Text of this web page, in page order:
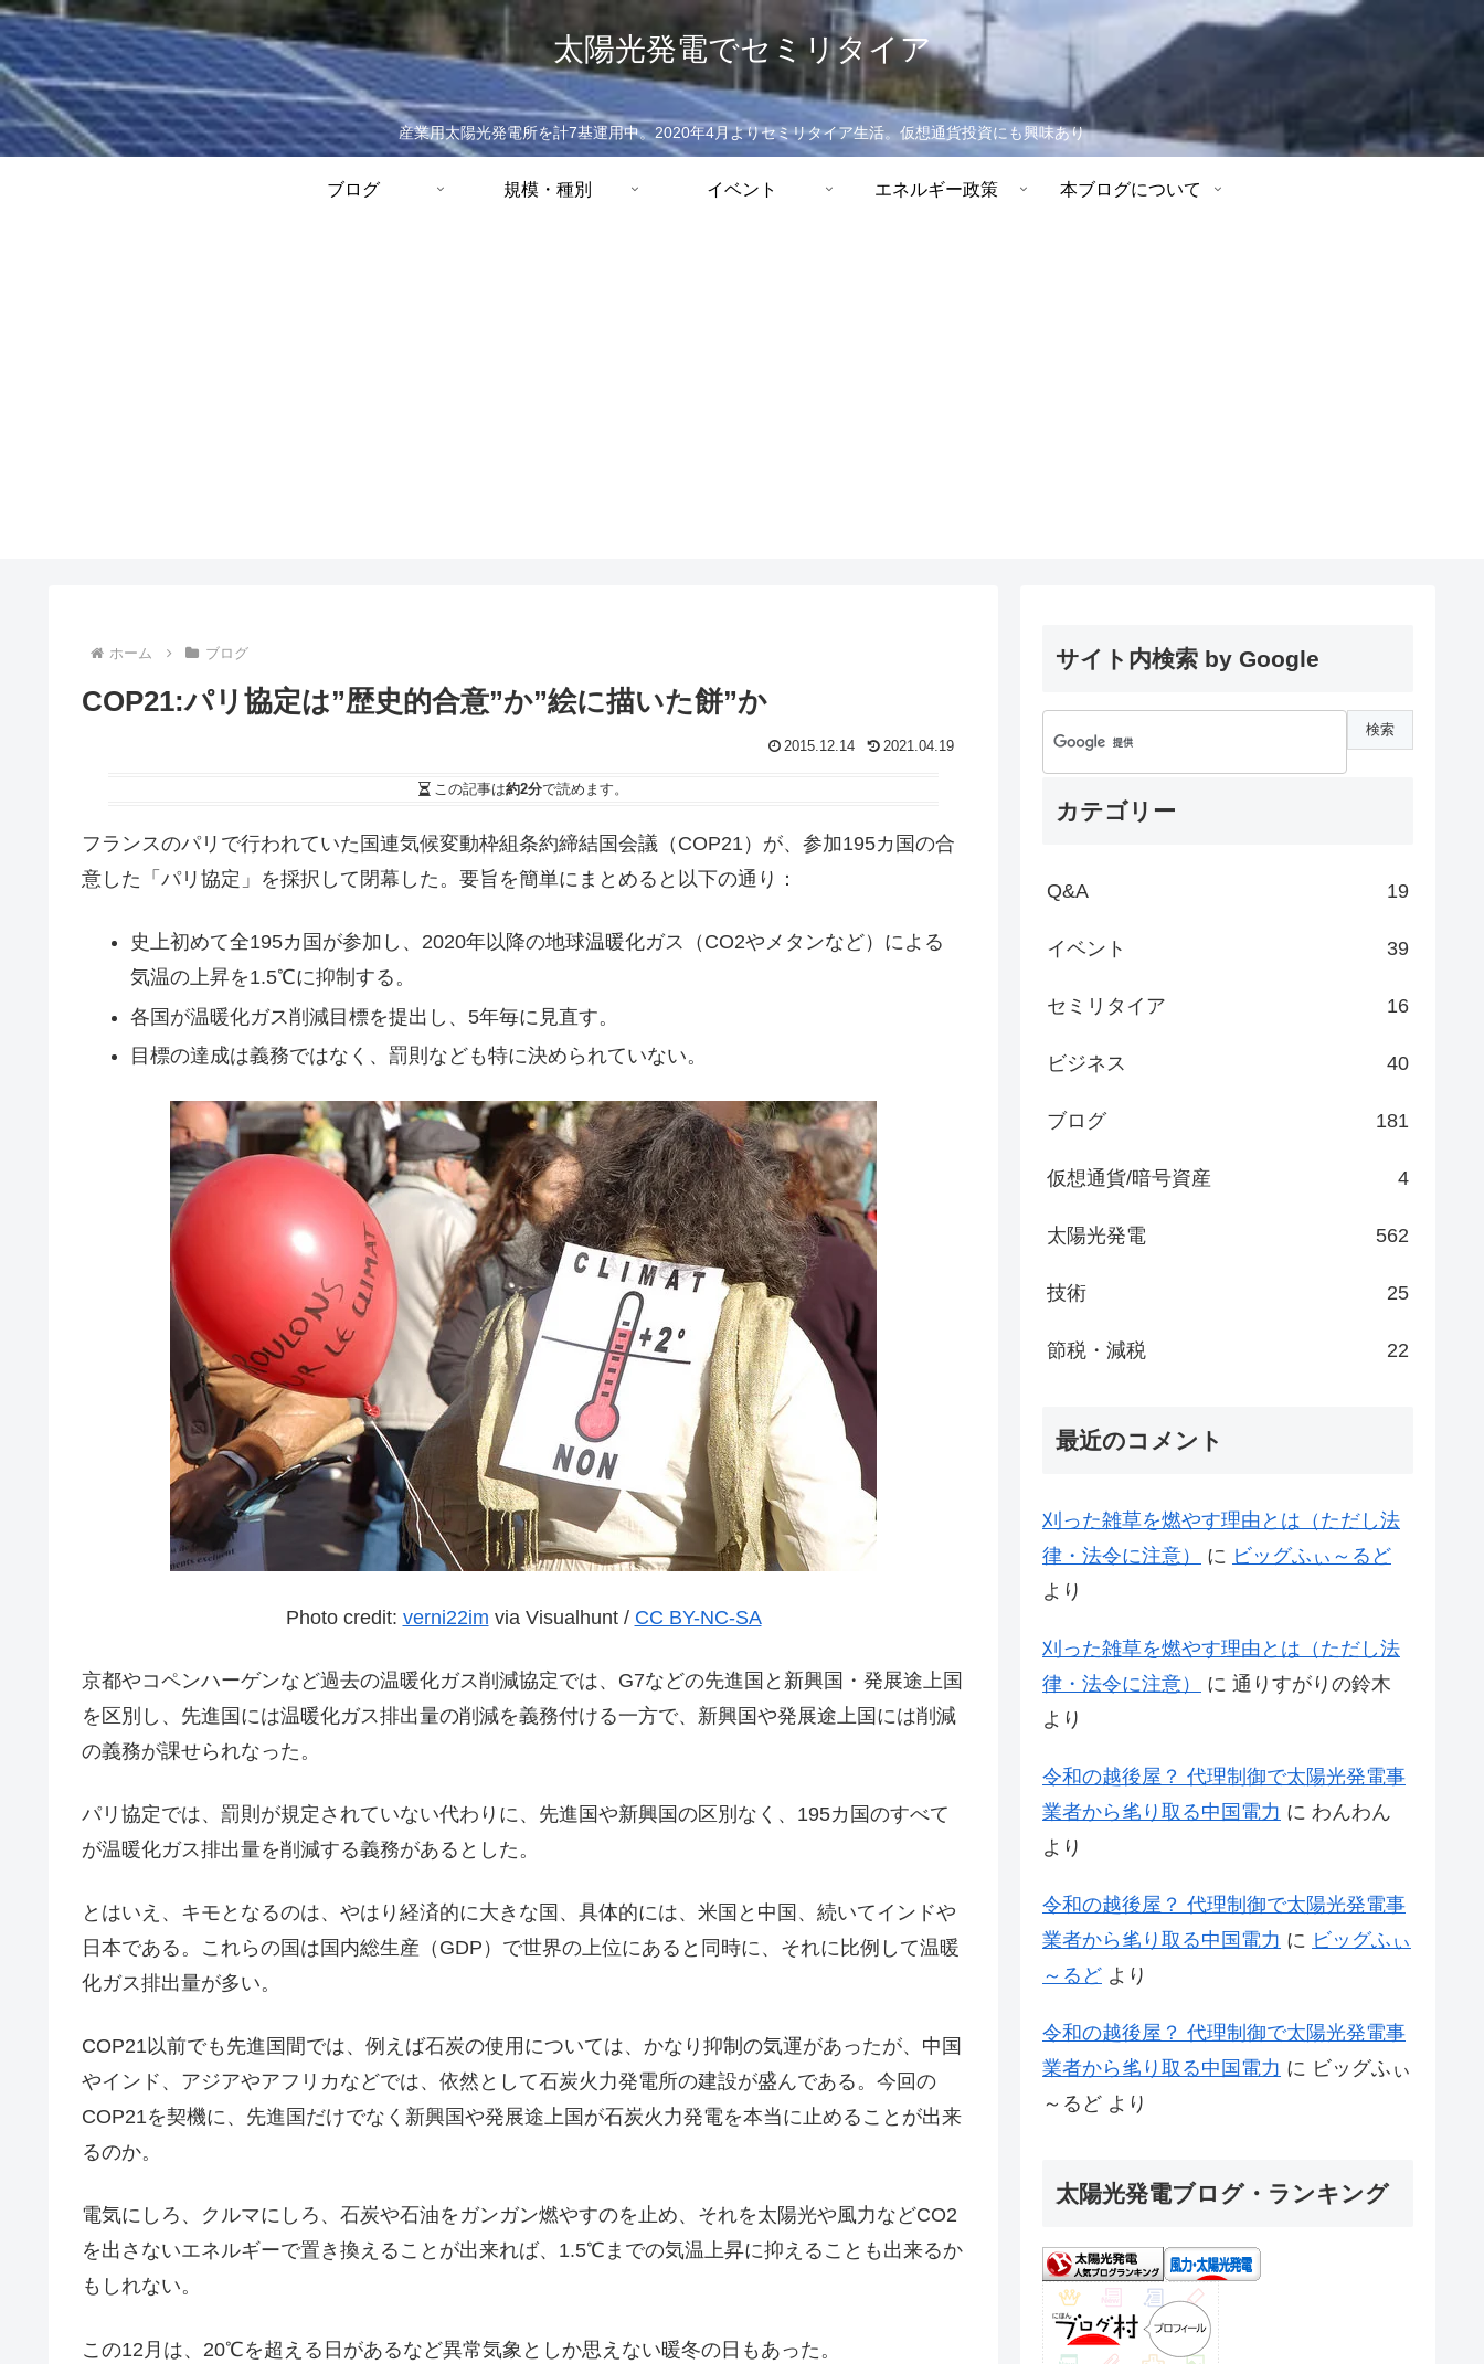
太陽光発電でセミリタイア
産業用太陽光発電所を計7基運用中。2020年4月よりセミリタイア生活。仮想通貨投資にも興味あり
ブログ 規模・種別 イベント エネルギー政策 本ブログについて
ホーム ブログ
COP21:パリ協定は”歴史的合意”か”絵に描いた餅”か
2015.12.14 2021.04.19
この記事は約2分で読めます。
フランスのパリで行われていた国連気候変動枠組条約締結国会議（COP21）が、参加195カ国の合
意した「パリ協定」を採択して閉幕した。要旨を簡単にまとめると以下の通り：
史上初めて全195カ国が参加し、2020年以降の地球温暖化ガス（CO2やメタンなど）による
気温の上昇を1.5℃に抑制する。
各国が温暖化ガス削減目標を提出し、5年毎に見直す。
目標の達成は義務ではなく、罰則なども特に決められていない。
Photo credit: verni22im via Visualhunt / CC BY-NC-SA
京都やコペンハーゲンなど過去の温暖化ガス削減協定では、G7などの先進国と新興国・発展途上国
を区別し、先進国には温暖化ガス排出量の削減を義務付ける一方で、新興国や発展途上国には削減
の義務が課せられなった。
パリ協定では、罰則が規定されていない代わりに、先進国や新興国の区別なく、195カ国のすべて
が温暖化ガス排出量を削減する義務があるとした。
とはいえ、キモとなるのは、やはり経済的に大きな国、具体的には、米国と中国、続いてインドや
日本である。これらの国は国内総生産（GDP）で世界の上位にあると同時に、それに比例して温暖
化ガス排出量が多い。
COP21以前でも先進国間では、例えば石炭の使用については、かなり抑制の気運があったが、中国
やインド、アジアやアフリカなどでは、依然として石炭火力発電所の建設が盛んである。今回の
COP21を契機に、先進国だけでなく新興国や発展途上国が石炭火力発電を本当に止めることが出来
るのか。
電気にしろ、クルマにしろ、石炭や石油をガンガン燃やすのを止め、それを太陽光や風力などCO2
を出さないエネルギーで置き換えることが出来れば、1.5℃までの気温上昇に抑えることも出来るか
もしれない。
この12月は、20℃を超える日があるなど異常気象としか思えない暖冬の日もあった。
サイト内検索 by Google
カテゴリー
Q&A 19
イベント 39
セミリタイア 16
ビジネス 40
ブログ 181
仮想通貨/暗号資産 4
太陽光発電 562
技術 25
節税・減税 22
最近のコメント
刈った雑草を燃やす理由とは（ただし法
律・法令に注意）
に ビッグふぃ～るど
より
刈った雑草を燃やす理由とは（ただし法
律・法令に注意）
に 通りすがりの鈴木
より
令和の越後屋？ 代理制御で太陽光発電事
業者から毟り取る中国電力 に わんわん
より
令和の越後屋？ 代理制御で太陽光発電事
業者から毟り取る中国電力 に ビッグふぃ
～るど より
令和の越後屋？ 代理制御で太陽光発電事
業者から毟り取る中国電力 に ビッグふぃ
～るど より
太陽光発電ブログ・ランキング